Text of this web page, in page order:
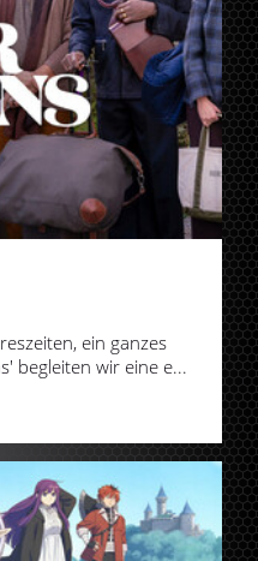
ein ganzes
begleiten wir eine e...